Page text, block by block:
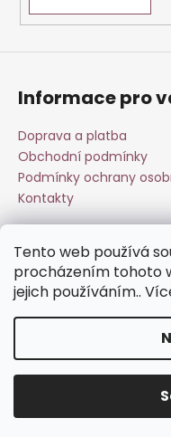
Tento web používá
procházením tohoto
jejich používáním..
Informace pro
Doprava a platba
Obchodní podmínky
Podmínky ochrany
Kontakty
Přijímáme